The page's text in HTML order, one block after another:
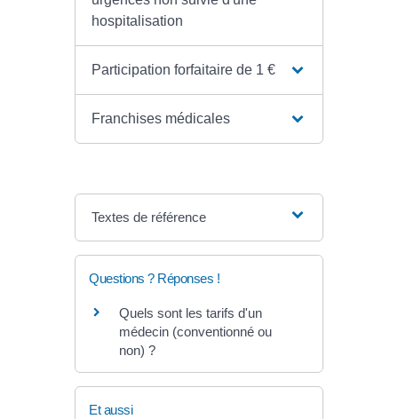
hospitalisation
Participation forfaitaire de 1 €
Franchises médicales
Textes de référence
Questions ? Réponses !
Quels sont les tarifs d'un
médecin (conventionné ou
non) ?
Et aussi